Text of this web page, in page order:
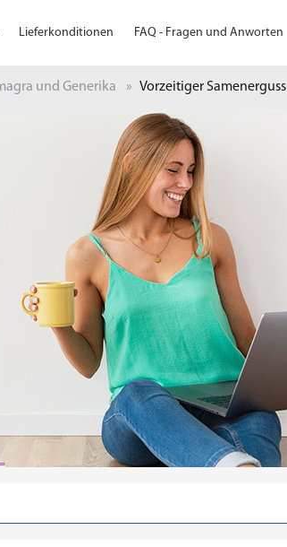
Lieferkonditionen FAQ - Fragen und Anworten
und Generika Vorzeitiger Samenerguss